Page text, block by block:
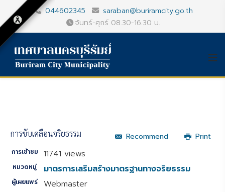
044602345
saraban@buriramcity.go.th
จันทร์-ศุกร์ 08.30-16.30 น.
Recommend Print
การขับเคลื่อนจริยธรรม
การเข้าชม 11741 views
หมวดหมู่ มาตรการเสริมสร้างมาตรฐานทางจริยธรรม
ผู้เผยแพร่ Webmaster